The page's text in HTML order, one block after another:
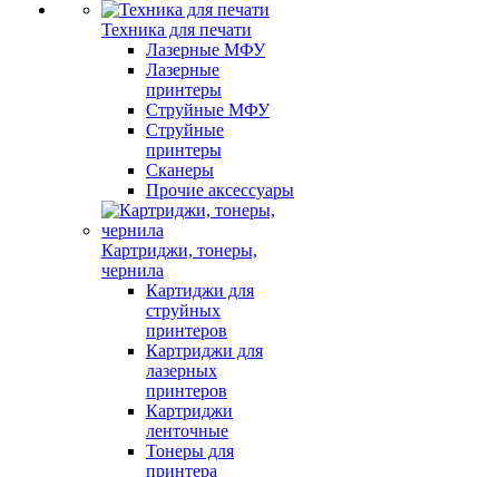
Техника для печати
Лазерные МФУ
Лазерные
принтеры
Струйные МФУ
Струйные
принтеры
Сканеры
Прочие аксессуары
Картриджи, тонеры,
чернила
Картиджи для
струйных
принтеров
Картриджи для
лазерных
принтеров
Картриджи
ленточные
Тонеры для
принтера